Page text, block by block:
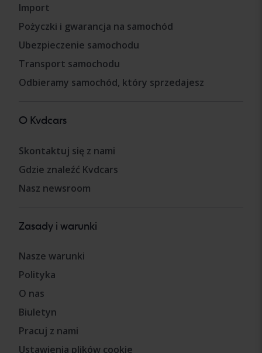
Import
Pożyczki i gwarancja na samochód
Ubezpieczenie samochodu
Transport samochodu
Odbieramy samochód, który sprzedajesz
O Kvdcars
Skontaktuj się z nami
Gdzie znaleźć Kvdcars
Nasz newsroom
Zasady i warunki
Nasze warunki
Polityka
O nas
Biuletyn
Pracuj z nami
Ustawienia plików cookie